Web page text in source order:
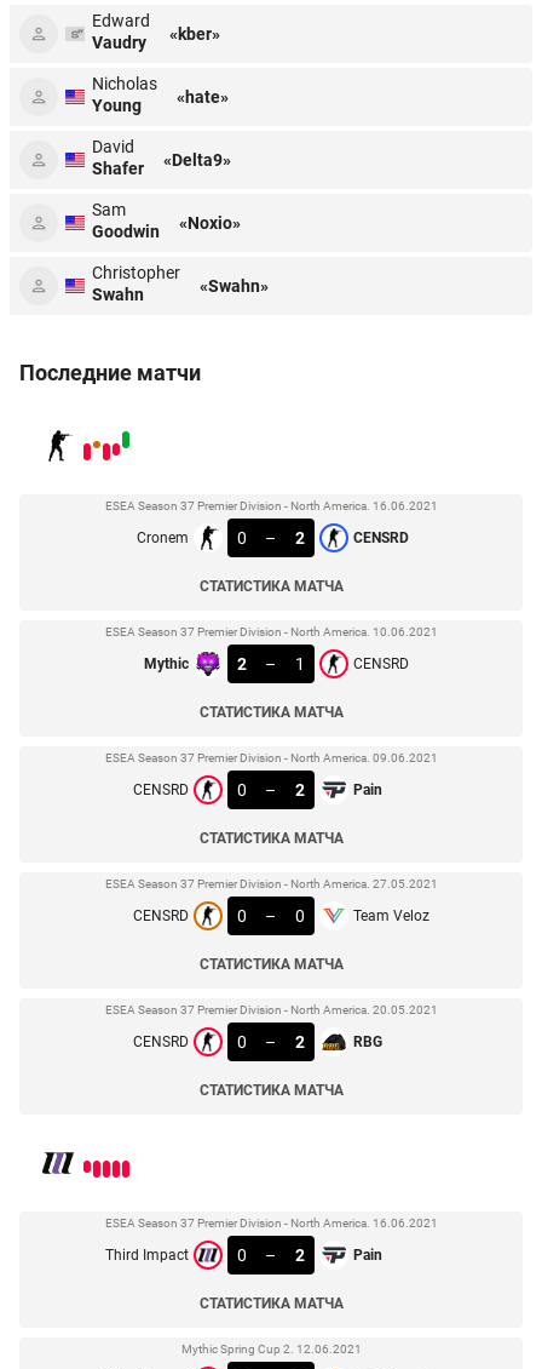
Edward
Vaudry
«kber»
Nicholas
Young
«hate»
David
Shafer
«Delta9»
Sam
Goodwin
«Noxio»
Christopher
Swahn
«Swahn»
Последние матчи
ESEA Season 37 Premier Division - North America. 16.06.2021
Cronem 0 – 2 CENSRD
СТАТИСТИКА МАТЧА
ESEA Season 37 Premier Division - North America. 10.06.2021
Mythic 2 – 1 CENSRD
СТАТИСТИКА МАТЧА
ESEA Season 37 Premier Division - North America. 09.06.2021
CENSRD 0 – 2 Pain
СТАТИСТИКА МАТЧА
ESEA Season 37 Premier Division - North America. 27.05.2021
CENSRD 0 – 0 Team Veloz
СТАТИСТИКА МАТЧА
ESEA Season 37 Premier Division - North America. 20.05.2021
CENSRD 0 – 2 RBG
СТАТИСТИКА МАТЧА
ESEA Season 37 Premier Division - North America. 16.06.2021
Third Impact 0 – 2 Pain
СТАТИСТИКА МАТЧА
Mythic Spring Cup 2. 12.06.2021